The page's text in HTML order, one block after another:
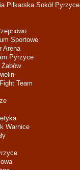
Piłkarska Sokół Pyrzyce
Sportowe
Arena
Pyrzyce
Team
Warnice